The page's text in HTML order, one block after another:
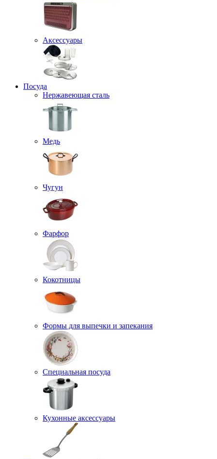
Аксессуары
Посуда
Нержавеющая сталь
Медь
Чугун
Фарфор
Кокотницы
Формы для выпечки и запекания
Специальная посуда
Кухонные аксессуары